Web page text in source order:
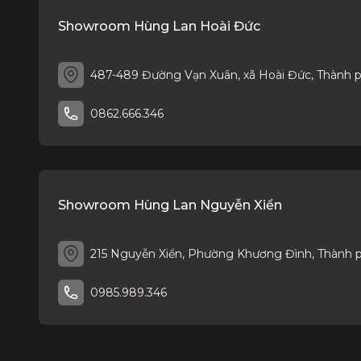
Showroom Hùng Lan Hoài Đức
487-489 Đường Vạn Xuân, xã Hoài Đức, Thành
0862.666.346
Showroom Hùng Lan Nguyễn Xiển
215 Nguyễn Xiển, Phường Khương Đình, Thành
0985.989.346